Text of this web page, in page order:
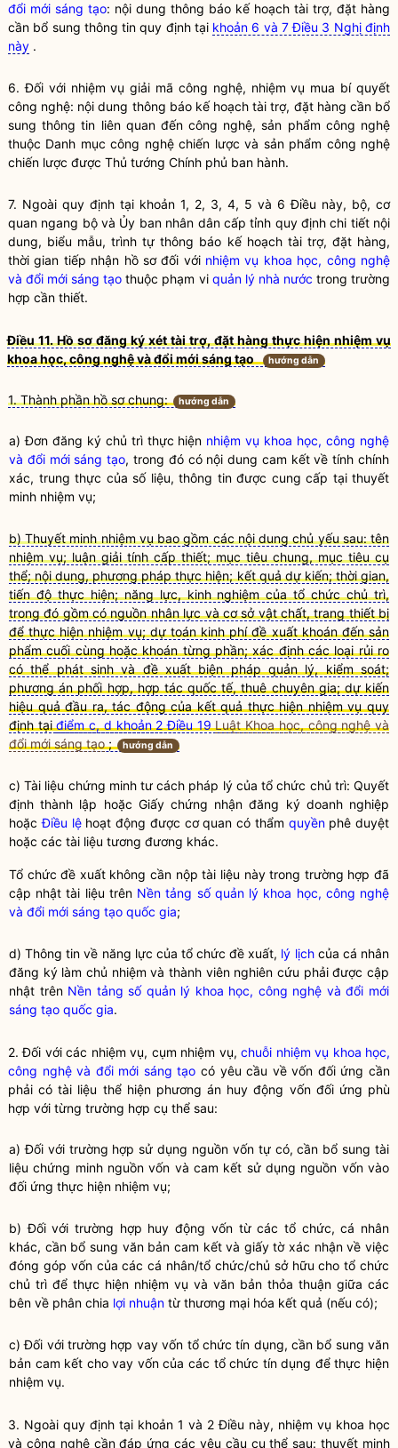
đổi mới sáng tạo: nội dung thông báo kế hoạch tài trợ, đặt hàng
cần bổ sung thông tin quy định tại khoản 6 và 7 Điều 3 Nghị định
này .
6. Đối với nhiệm vụ giải mã công nghệ, nhiệm vụ mua bí quyết
công nghệ: nội dung thông báo kế hoạch tài trợ, đặt hàng cần bổ
sung thông tin liên quan đếncông nghệ, sản phẩm công nghệ
thuộc Danh mụccông nghệchiến lược và sản phẩm công nghệ
chiến lược được Thủ tướng Chính phủ ban hành.
7. Ngoài quy định tại khoản 1, 2, 3, 4, 5 và 6 Điều này, bộ, cơ
quan ngang bộ và Ủy ban nhân dân cấp tỉnh quy định chi tiết nội
dung, biểu mẫu, trình tự thông báo kế hoạch tài trợ, đặt hàng,
thời gian tiếp nhận hồ sơ đối với nhiệm vụ khoa học, công nghệ
và đổi mới sáng tạo thuộc phạm vi quản lý nhà nước trong trường
hợp cần thiết.
Điều 11. Hồ sơ đăng ký xét tài trợ, đặt hàng thực hiện nhiệm vụ
khoa học, công nghệ và đổi mới sáng tạo
hướng dẫn
1. Thành phần hồ sơ chung: hướng dẫn
a) Đơn đăng ký chủ trì thực hiện nhiệm vụ khoa học, công nghệ
và đổi mới sáng tạo, trong đó có nội dung cam kết về tính chính
xác, trung thực của số liệu, thông tin được cung cấp tại thuyết
minh nhiệm vụ;
b) Thuyết minh nhiệm vụ bao gồm các nội dung chủ yếu sau: tên
nhiệm vụ; luận giải tính cấp thiết; mục tiêu chung, mục tiêu cụ
thể; nội dung, phương pháp thực hiện; kết quả dự kiến; thời gian,
tiến độ thực hiện; năng lực, kinh nghiệm của tổ chức chủ trì,
trong đó gồm có nguồn nhân lực và cơ sở vật chất, trang thiết bị
để thực hiện nhiệm vụ; dự toán kinh phí đề xuất khoán đến sản
phẩm cuối cùng hoặc khoán từng phần; xác định các loại rủi ro
có thể phát sinh và đề xuất biện pháp quản lý, kiểm soát;
phương án phối hợp, hợp tác quốc tế, thuê chuyên gia; dự kiến
hiệu quả đầu ra, tác động của kết quả thực hiện nhiệm vụ quy
định tạiđiểm c, d khoản 2 Điều 19 Luật Khoa học, công nghệ và
đổi mới sáng tạo; hướng dẫn
c) Tài liệu chứng minh tư cách pháp lý của tổ chức chủ trì: Quyết
định thành lập hoặc Giấy chứng nhận đăng ký doanh nghiệp
hoặcĐiều lệhoạt động được cơ quan có thẩm quyềnphê duyệt
hoặc các tài liệu tương đương khác.
Tổ chức đề xuất không cần nộp tài liệu này trong trường hợp đã
cập nhật tài liệu trên Nền tảng số quản lý khoa học, công nghệ
và đổi mới sáng tạo quốc gia;
d) Thông tin về năng lực của tổ chức đề xuất, lý lịchcủa cá nhân
đăng ký làm chủ nhiệm và thành viên nghiên cứu phải được cập
nhật trên Nền tảng số quản lý khoa học, công nghệ và đổi mới
sáng tạo quốc gia.
2. Đối với các nhiệm vụ, cụm nhiệm vụ,chuỗi nhiệm vụ khoa học,
công nghệ và đổi mới sáng tạo có yêu cầu về vốn đối ứng cần
phải có tài liệu thể hiện phương án huy động vốn đối ứng phù
hợp với từng trường hợp cụ thể sau:
a) Đối với trường hợp sử dụng nguồn vốn tự có, cần bổ sung tài
liệu chứng minh nguồn vốn và cam kết sử dụng nguồn vốn vào
đối ứng thực hiện nhiệm vụ;
b) Đối với trường hợp huy động vốn từ các tổ chức, cá nhân
khác, cần bổ sung văn bản cam kết và giấy tờ xác nhận về việc
đóng góp vốn của các cá nhân/tổ chức/chủ sở hữu cho tổ chức
chủ trì để thực hiện nhiệm vụ và văn bản thỏa thuận giữa các
bên về phân chia lợi nhuận từ thương mại hóa kết quả (nếu có);
c) Đối với trường hợp vay vốn tổ chức tín dụng, cần bổ sung văn
bản cam kết cho vay vốn của các tổ chức tín dụng để thực hiện
nhiệm vụ.
3. Ngoài quy định tại khoản 1 và 2 Điều này, nhiệm vụ khoa học
và công nghệcần đáp ứng các yêu cầu cụ thể sau: thuyết minh